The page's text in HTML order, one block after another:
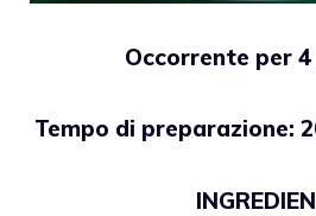
Occorrente per
Tempo di preparazione: